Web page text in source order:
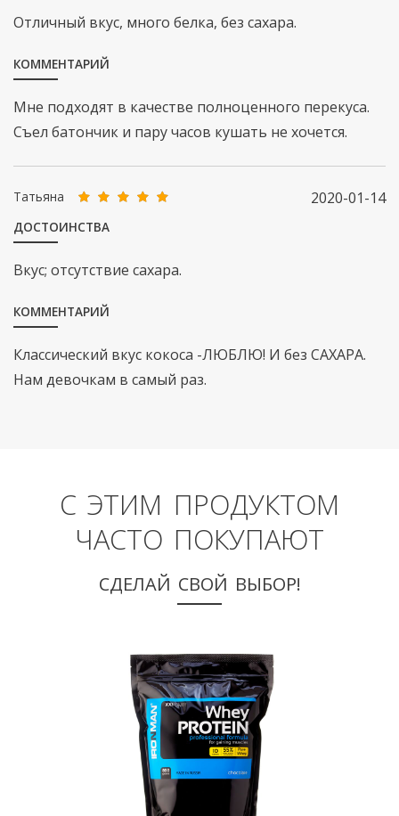
Отличный вкус, много белка, без сахара.
КОММЕНТАРИЙ
Мне подходят в качестве полноценного перекуса.
Съел батончик и пару часов кушать не хочется.
2020-01-14
Татьяна
ДОСТОИНСТВА
Вкус; отсутствие сахара.
КОММЕНТАРИЙ
Классический вкус кокоса -ЛЮБЛЮ! И без САХАРА.
Нам девочкам в самый раз.
С ЭТИМ ПРОДУКТОМ
ЧАСТО ПОКУПАЮТ
СДЕЛАЙ СВОЙ ВЫБОР!